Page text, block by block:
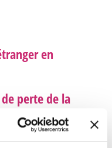
en
perte de la